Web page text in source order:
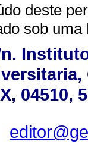
deste
sob uma
04510,